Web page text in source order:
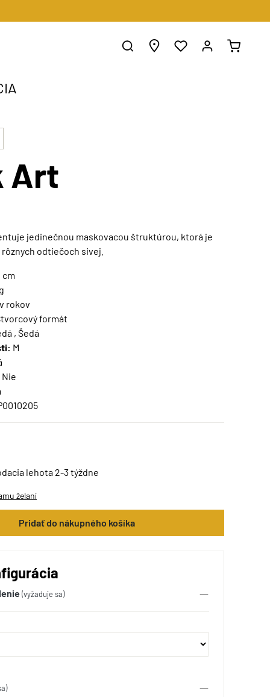
Art
jedinečnou maskovacou štruktúrou, ktorá je
odtiečoch sivej.
cm
rokov
formát
, Šedá
M
Nie
lehota 2-3 týždne
želaní
Pridať do nákupného košíka
(vyžaduje sa)